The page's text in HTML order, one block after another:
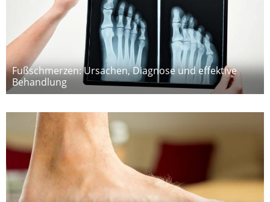
Fußschmerzen: Ursachen, Diagnose und effektive
Behandlung